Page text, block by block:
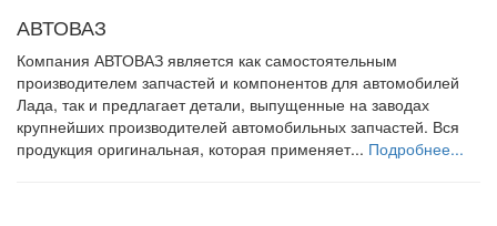
АВТОВАЗ
Компания АВТОВАЗ является как самостоятельным
производителем запчастей и компонентов для автомобилей
Лада, так и предлагает детали, выпущенные на заводах
крупнейших производителей автомобильных запчастей. Вся
продукция оригинальная, которая применяет... Подробнее...